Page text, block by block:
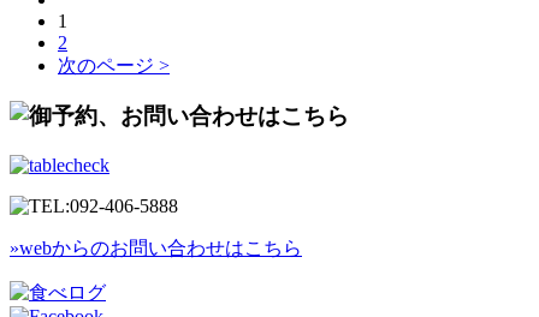
1
2
次のページ >
»webからのお問い合わせはこちら